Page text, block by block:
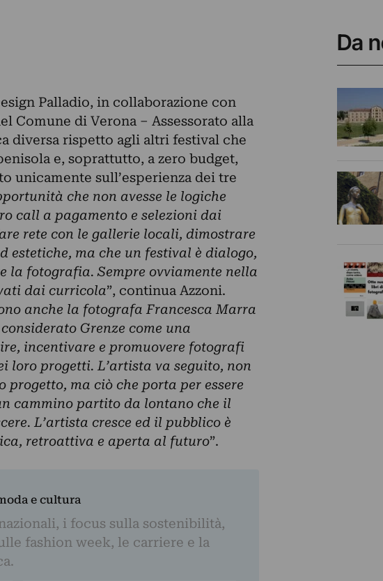
Palladio, in collaborazione con
Comune di Verona – Assessorato alla
diversa rispetto agli altri festival che
e, soprattutto, a zero budget,
unicamente sull’esperienza dei tre
che non avesse le logiche
call a pagamento e selezioni dai
rete con le gallerie locali, dimostrare
estetiche, ma che un festival è dialogo,
fotografia. Sempre ovviamente nella
dai curricola”, continua Azzoni.
anche la fotografa Francesca Marra
Grenze come una
incentivare e promuovere fotografi
loro progetti. L’artista va seguito, non
ma ciò che porta per essere
cammino partito da lontano che il
L’artista cresce ed il pubblico è
retroattiva e aperta al futuro”.
e cultura
i focus sulla sostenibilità,
fashion week, le carriere e la
Da